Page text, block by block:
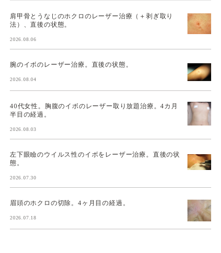
肩甲骨とうなじのホクロのレーザー治療（＋剥ぎ取り
法）、直後の状態。
2026.08.06
腕のイボのレーザー治療。直後の状態。
2026.08.04
40代女性。胸腹のイボのレーザー取り放題治療。4カ月
半目の経過。
2026.08.03
左下眼瞼のウイルス性のイボをレーザー治療。直後の状
態。
2026.07.30
眉頭のホクロの切除。4ヶ月目の経過。
2026.07.18